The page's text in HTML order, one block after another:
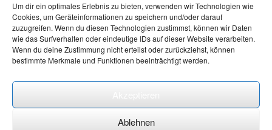
Um dir ein optimales Erlebnis zu bieten, verwenden wir Technologien wie
Cookies, um Geräteinformationen zu speichern und/oder darauf
zuzugreifen. Wenn du diesen Technologien zustimmst, können wir Daten
wie das Surfverhalten oder eindeutige IDs auf dieser Website verarbeiten.
Wenn du deine Zustimmung nicht erteilst oder zurückziehst, können
bestimmte Merkmale und Funktionen beeinträchtigt werden.
Ablehnen
weitere interessante Links
www.hochzeitsfoto-tk.de
www.fotografie-kraemer.de
E-Mail: thomas ( @) thomas-kraemer-fotografie.de